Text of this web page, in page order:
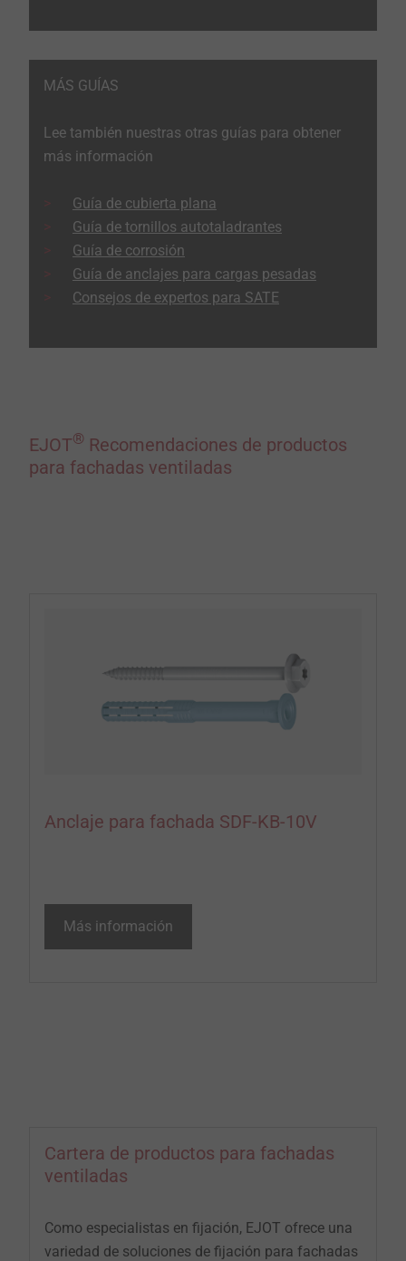
MÁS GUÍAS
Lee también nuestras otras guías para obtener
más información
Guía de cubierta plana
Guía de tornillos autotaladrantes
Guía de corrosión
Guía de anclajes para cargas pesadas
Consejos de expertos para SATE
EJOT® Recomendaciones de productos
para fachadas ventiladas
Anclaje para fachada SDF-KB-10V
Más información
Cartera de productos para fachadas
ventiladas
Como especialistas en fijación, EJOT ofrece una
variedad de soluciones de fijación para fachadas